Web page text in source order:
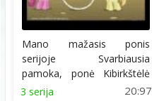
Mano mažasis ponis
serijoje Svarbiausia
pamoka, ponė Kibirkštėlė
turi iki vakaro parašyti...
3 serija 20:97